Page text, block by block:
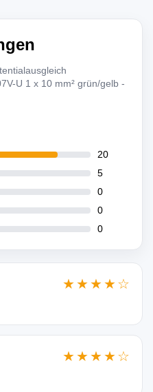
U 1 x 10 mm² grün/gelb -
20
5
0
0
0
★★★★☆
★★★★☆